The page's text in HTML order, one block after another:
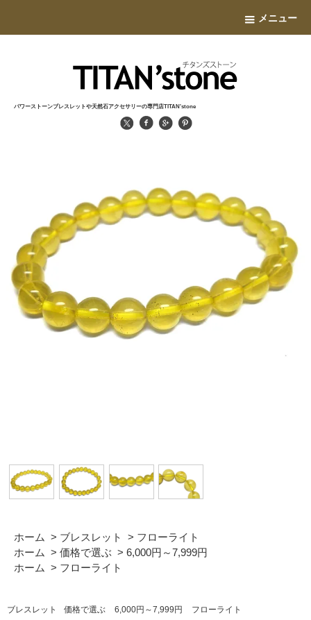
メニュー
パワーストーンブレスレットや天然石アクセサリーの専門店TITAN'stone
ホーム > ブレスレット > フローライト
ホーム > 価格で選ぶ > 6,000円～7,999円
ホーム > フローライト
ブレスレット 価格で選ぶ 6,000円～7,999円 フローライト